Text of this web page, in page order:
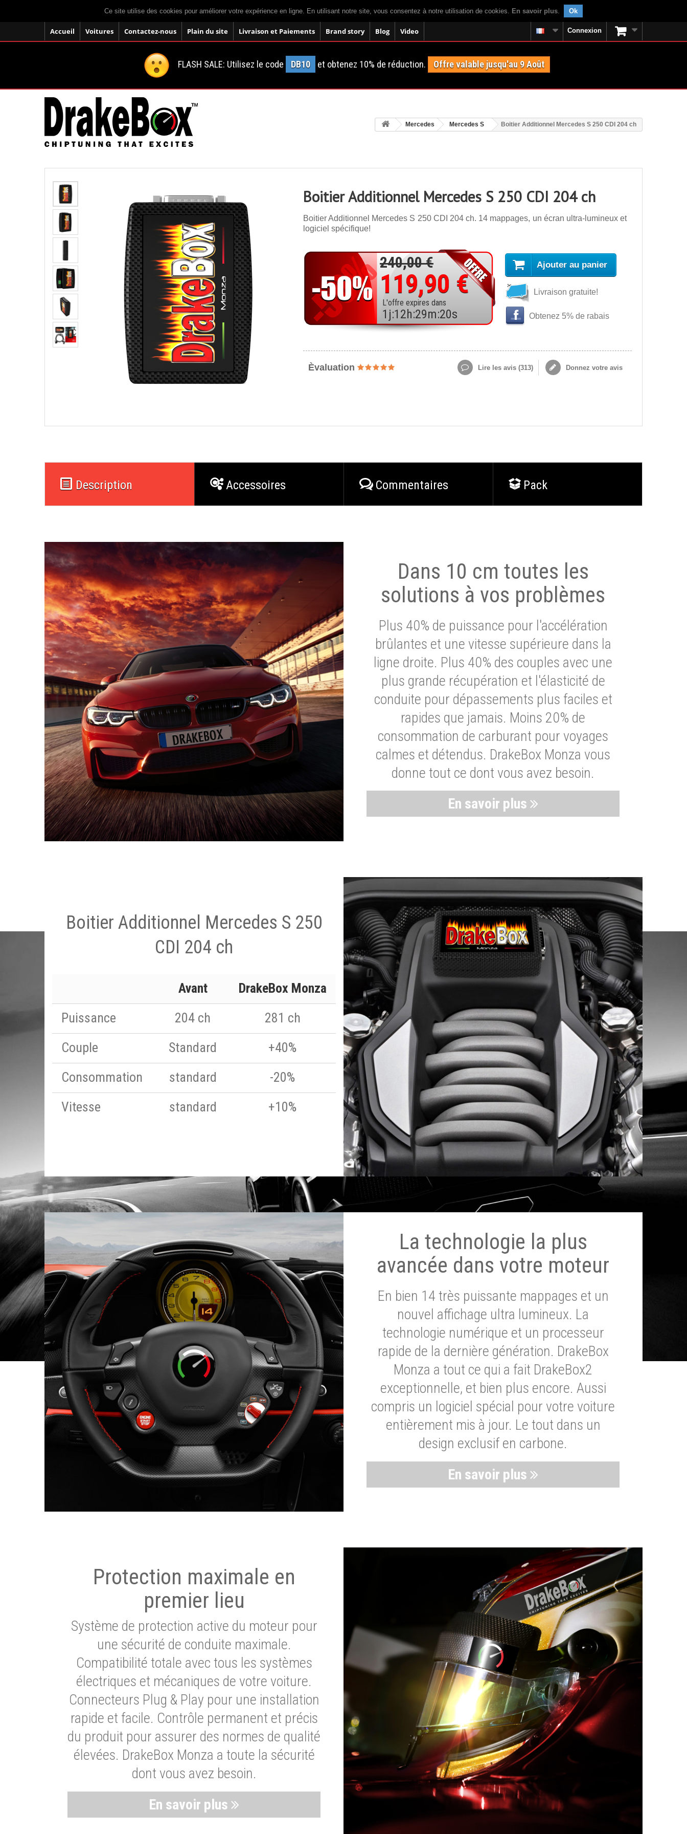
Ce site utilise des cookies pour améliorer votre expérience en ligne. En utilisant notre site, vous consentez à notre utilisation de cookies. En savoir plus. Ok
Accueil Voitures Contactez-nous Plain du site Livraison et Paiements Brand story Blog Video Connexion
FLASH SALE: Utilisez le code DB10 et obtenez 10% de réduction. Offre valable jusqu'au 9 Août
Mercedes Mercedes S Boitier Additionnel Mercedes S 250 CDI 204 ch
Boitier Additionnel Mercedes S 250 CDI 204 ch
Boitier Additionnel Mercedes S 250 CDI 204 ch. 14 mappages, un écran ultra-lumineux et
logiciel spécifique!
240,00 €
119,90 €
L'offre expires dans
1 j:12h:29m:18s
Ajouter au panier
Livraison gratuite!
Obtenez 5% de rabais
Èvaluation Lire les avis (313) Donnez votre avis
Description Accessoires Commentaires Pack
Dans 10 cm toutes les
solutions à vos problèmes
Plus 40% de puissance pour l'accélération
brûlantes et une vitesse supérieure dans la
ligne droite. Plus 40% des couples avec une
plus grande récupération et l'élasticité de
conduite pour dépassements plus faciles et
rapides que jamais. Moins 20% de
consommation de carburant pour voyages
calmes et détendus. DrakeBox Monza vous
donne tout ce dont vous avez besoin.
En savoir plus
Boitier Additionnel Mercedes S 250
CDI 204 ch
Avant
DrakeBox Monza
Puissance
204 ch
281 ch
Couple
Standard
+40%
Consommation
standard
-20%
Vitesse
standard +10%
La technologie la plus
avancée dans votre moteur
En bien 14 très puissante mappages et un
nouvel affichage ultra lumineux. La
technologie numérique et un processeur
rapide de la dernière génération. DrakeBox
Monza a tout ce qui a fait DrakeBox2
exceptionnelle, et bien plus encore. Aussi
compris un logiciel spécial pour votre voiture
entièrement mis à jour. Le tout dans un
design exclusif en carbone.
En savoir plus
Protection maximale en
premier lieu
Système de protection active du moteur pour
une sécurité de conduite maximale.
Compatibilité totale avec tous les systèmes
électriques et mécaniques de votre voiture.
Connecteurs Plug & Play pour une installation
rapide et facile. Contrôle permanent et précis
du produit pour assurer des normes de qualité
élevées. DrakeBox Monza a toute la sécurité
dont vous avez besoin.
En savoir plus